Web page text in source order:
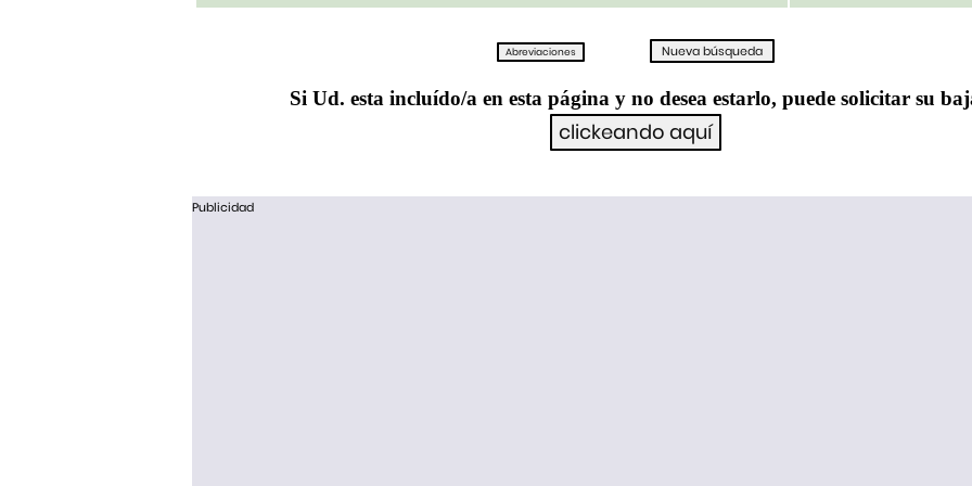
Si Ud. esta incluído/a en esta página y no desea estarlo, puede solicitar su
Publicidad